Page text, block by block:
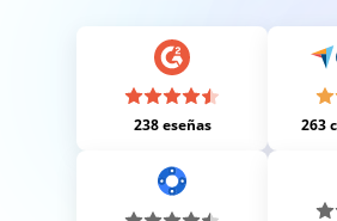
238 eseñas 263